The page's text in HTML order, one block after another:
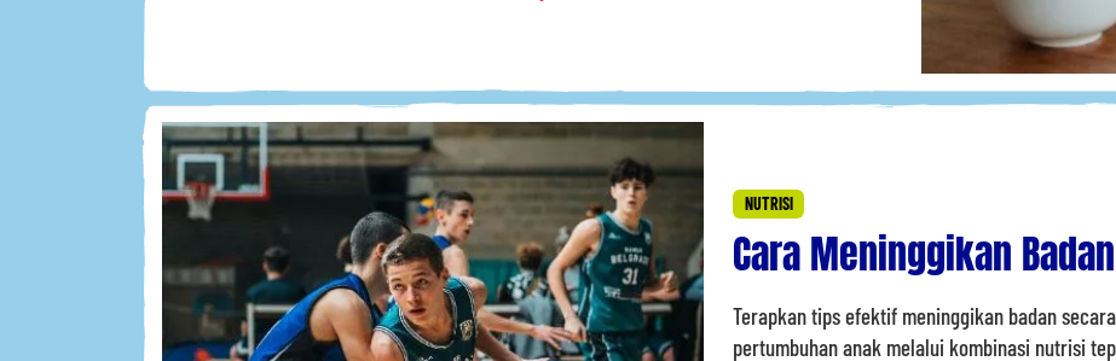
NUTRISI
Cara Meninggikan
Terapkan tips efektif meninggikan badan
pertumbuhan anak melalui kombinasi nutrisi